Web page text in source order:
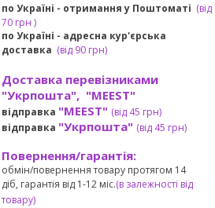
по Україні - отримання у Поштоматі (від
70 грн )
по Україні - адресна кур'єрська
доставка (від90 грн)
Доставка перевізниками
"Укрпошта", "MEEST"
відправка "MEEST" (від 45 грн)
відправка "Укрпошта" (від 45 грн)
Повернення/гарантія:
обмін/повернення товару протягом 14
діб, гарантія від 1-12 міс.(в залежності від
товару)